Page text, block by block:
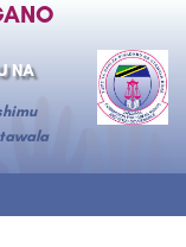
NA